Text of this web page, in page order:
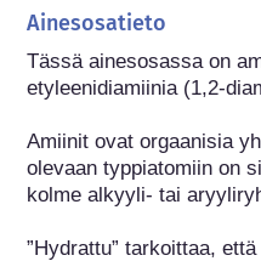
Ainesosatieto
Tässä ainesosassa on
etyleenidiamiinia (1,2-
Amiinit ovat orgaanisia
olevaan typpiatomiin on
kolme alkyyli- tai
”Hydrattu” tarkoittaa,